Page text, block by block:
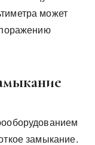
может
замыкание.